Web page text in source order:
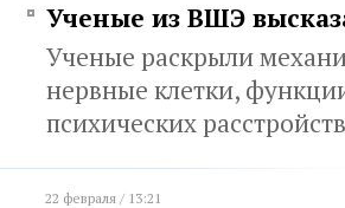
Ученые из ВШЭ
Ученые раскрыли
нервные клетки,
психических
22 февраля / 13:21